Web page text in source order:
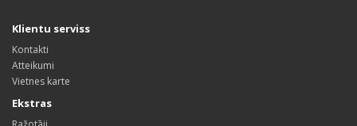
Klientu serviss
Kontakti
Atteikumi
Vietnes karte
Ekstras